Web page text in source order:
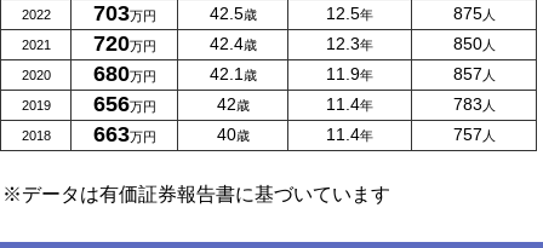
2022 703万円 42.5歳 12.5年 875人
2021 720万円 42.4歳 12.3年 850人
2020 680万円 42.1 歳 11.9年 857 人
2019 656万円 42歳 11.4年 783 人
2018 663万円 40歳 11.4年 757 人
※データは有価証券報告書に基づいています